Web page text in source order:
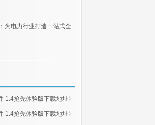
为电力行业打造一站式全
1.4抢先体验版下载地址》
1.4抢先体验版下载地址》